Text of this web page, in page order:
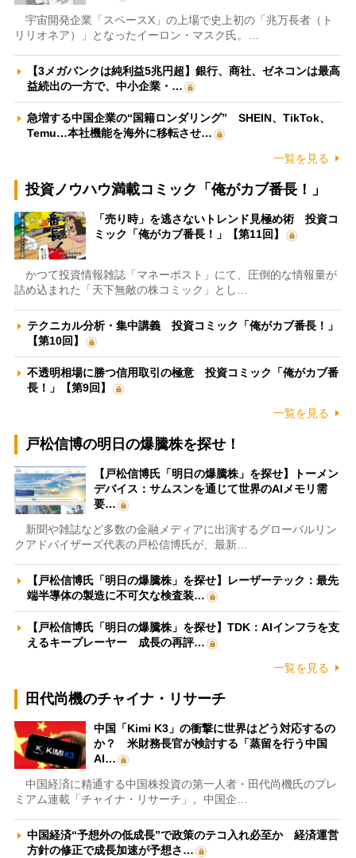
宇宙開発企業「スペースX」の上場で史上初の「兆万長者（ト
リリオネア）」となったイーロン・マスク氏。…
【3メガバンクは純利益5兆円超】銀行、商社、ゼネコンは最高
益続出の一方で、中小企業・…
急増する中国企業の“国籍ロンダリング” SHEIN、TikTok、
Temu…本社機能を海外に移転させ…
一覧を見る
投資ノウハウ満載コミック「俺がカブ番長！」
「売り時」を逃さないトレンド見極め術 投資コ
ミック「俺がカブ番長！」【第11回】
かつて投資情報雑誌「マネーポスト」にて、圧倒的な情報量が
詰め込まれた「天下無敵の株コミック」とし…
テクニカル分析・集中講義 投資コミック「俺がカブ番長！」
【第10回】
不透明相場に勝つ信用取引の極意 投資コミック「俺がカブ番
長！」【第9回】
一覧を見る
戸松信博の明日の爆騰株を探せ！
【戸松信博氏「明日の爆騰株」を探せ】トーメン
デバイス：サムスンを通じて世界のAIメモリ需
要…
新聞や雑誌など多数の金融メディアに出演するグローバルリン
クアドバイザーズ代表の戸松信博氏が、最新…
【戸松信博氏「明日の爆騰株」を探せ】レーザーテック：最先
端半導体の製造に不可欠な検査装…
【戸松信博氏「明日の爆騰株」を探せ】TDK：AIインフラを支
えるキープレーヤー 成長の再評…
一覧を見る
田代尚機のチャイナ・リサーチ
中国「Kimi K3」の衝撃に世界はどう対応するの
か？ 米財務長官が検討する「蒸留を行う中国
AI…
中国経済に精通する中国株投資の第一人者・田代尚機氏のプレ
ミアム連載「チャイナ・リサーチ」。中国企…
中国経済“予想外の低成長”で政策のテコ入れ必至か 経済運営
方針の修正で成長加速が予想さ…